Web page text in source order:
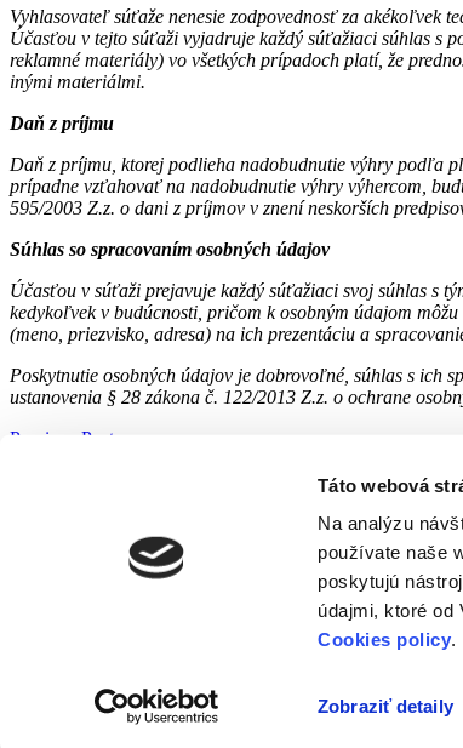
Táto webová
Na analýzu
používate naše
poskytujú
údajmi, ktoré od
Cookies policy.
Zobraziť detaily
Vyhlasovateľ súťaže nenesie zodpovednosť za akékoľvek
Účasťou v tejto súťaži vyjadruje každý súťažiaci súhlas s
reklamné materiály) vo všetkých prípadoch platí, že
inými materiálmi.
Daň z príjmu
Daň z príjmu, ktorej podlieha nadobudnutie výhry podľa
prípadne vzťahovať na nadobudnutie výhry výhercom,
595/2003 Z.z. o dani z príjmov v znení neskorších
Súhlas so spracovaním osobných údajov
Účasťou v súťaži prejavuje každý súťažiaci svoj súhlas s
kedykoľvek v budúcnosti, pričom k osobným údajom
(meno, priezvisko, adresa) na ich prezentáciu a
Poskytnutie osobných údajov je dobrovoľné, súhlas s ich
ustanovenia § 28 zákona č. 122/2013 Z.z. o ochrane
Previous Post
Copyright © 2023 Združenie CKM SYTS | Vytvorila